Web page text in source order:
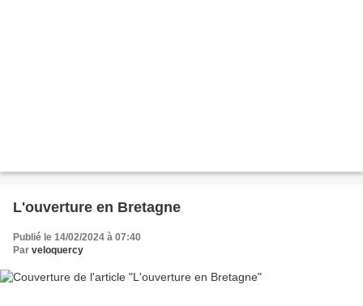
L'ouverture en Bretagne
Publié le 14/02/2024 à 07:40
Par veloquercy